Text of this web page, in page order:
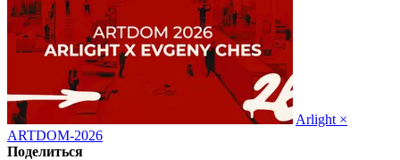
Arlight ×
ARTDOM-2026
Поделиться